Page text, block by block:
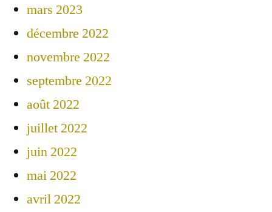
mars 2023
décembre 2022
novembre 2022
septembre 2022
août 2022
juillet 2022
juin 2022
mai 2022
avril 2022